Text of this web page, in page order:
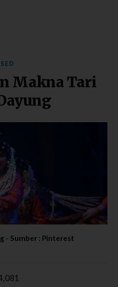
Makna Tari
- Sumber : Pinterest